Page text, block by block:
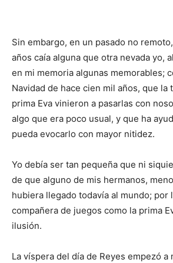
Sin embargo, en un pasado no
años caía alguna que otra nevada yo,
en mi memoria algunas memorables;
Navidad de hace cien mil años, que la
prima Eva vinieron a pasarlas con
algo que era poco usual, y que ha
pueda evocarlo con mayor nitidez.
Yo debía ser tan pequeña que ni
de que alguno de mis hermanos,
hubiera llegado todavía al mundo; por
compañera de juegos como la prima
ilusión.
La víspera del día de Reyes empezó a